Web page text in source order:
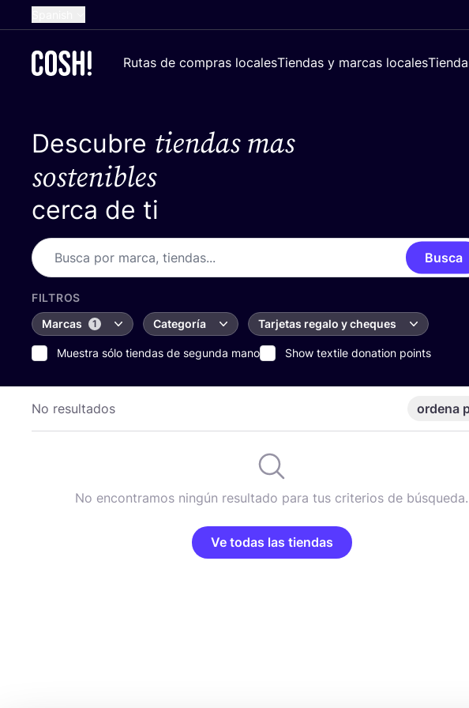
Dutch
German
Rutas de compras localesTiendas y marcas locales
Descubre tiendas mas
sostenibles
cerca de ti
Busca
FILTROS
Marcas
1 Categoría Tarjetas regalo y cheques
Muestra sólo tiendas de segunda mano Show textile donation points
No resultados ordena
No encontramos ningún resultado para tus criterios de búsqueda.
Ve todas las tiendas